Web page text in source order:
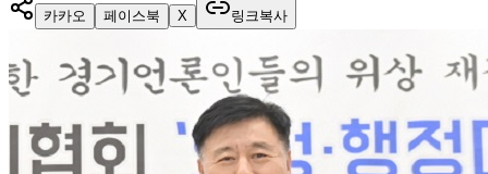
카카오 페이스북 X 링크복사